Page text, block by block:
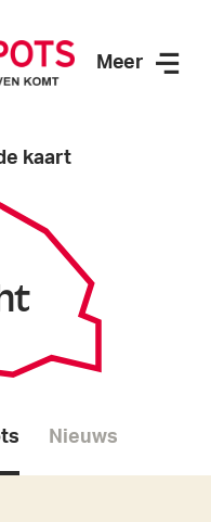
Meer
kaart
Nieuws